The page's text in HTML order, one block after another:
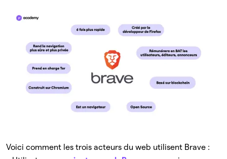
Voici comment les trois acteurs du web utilisent Brave :